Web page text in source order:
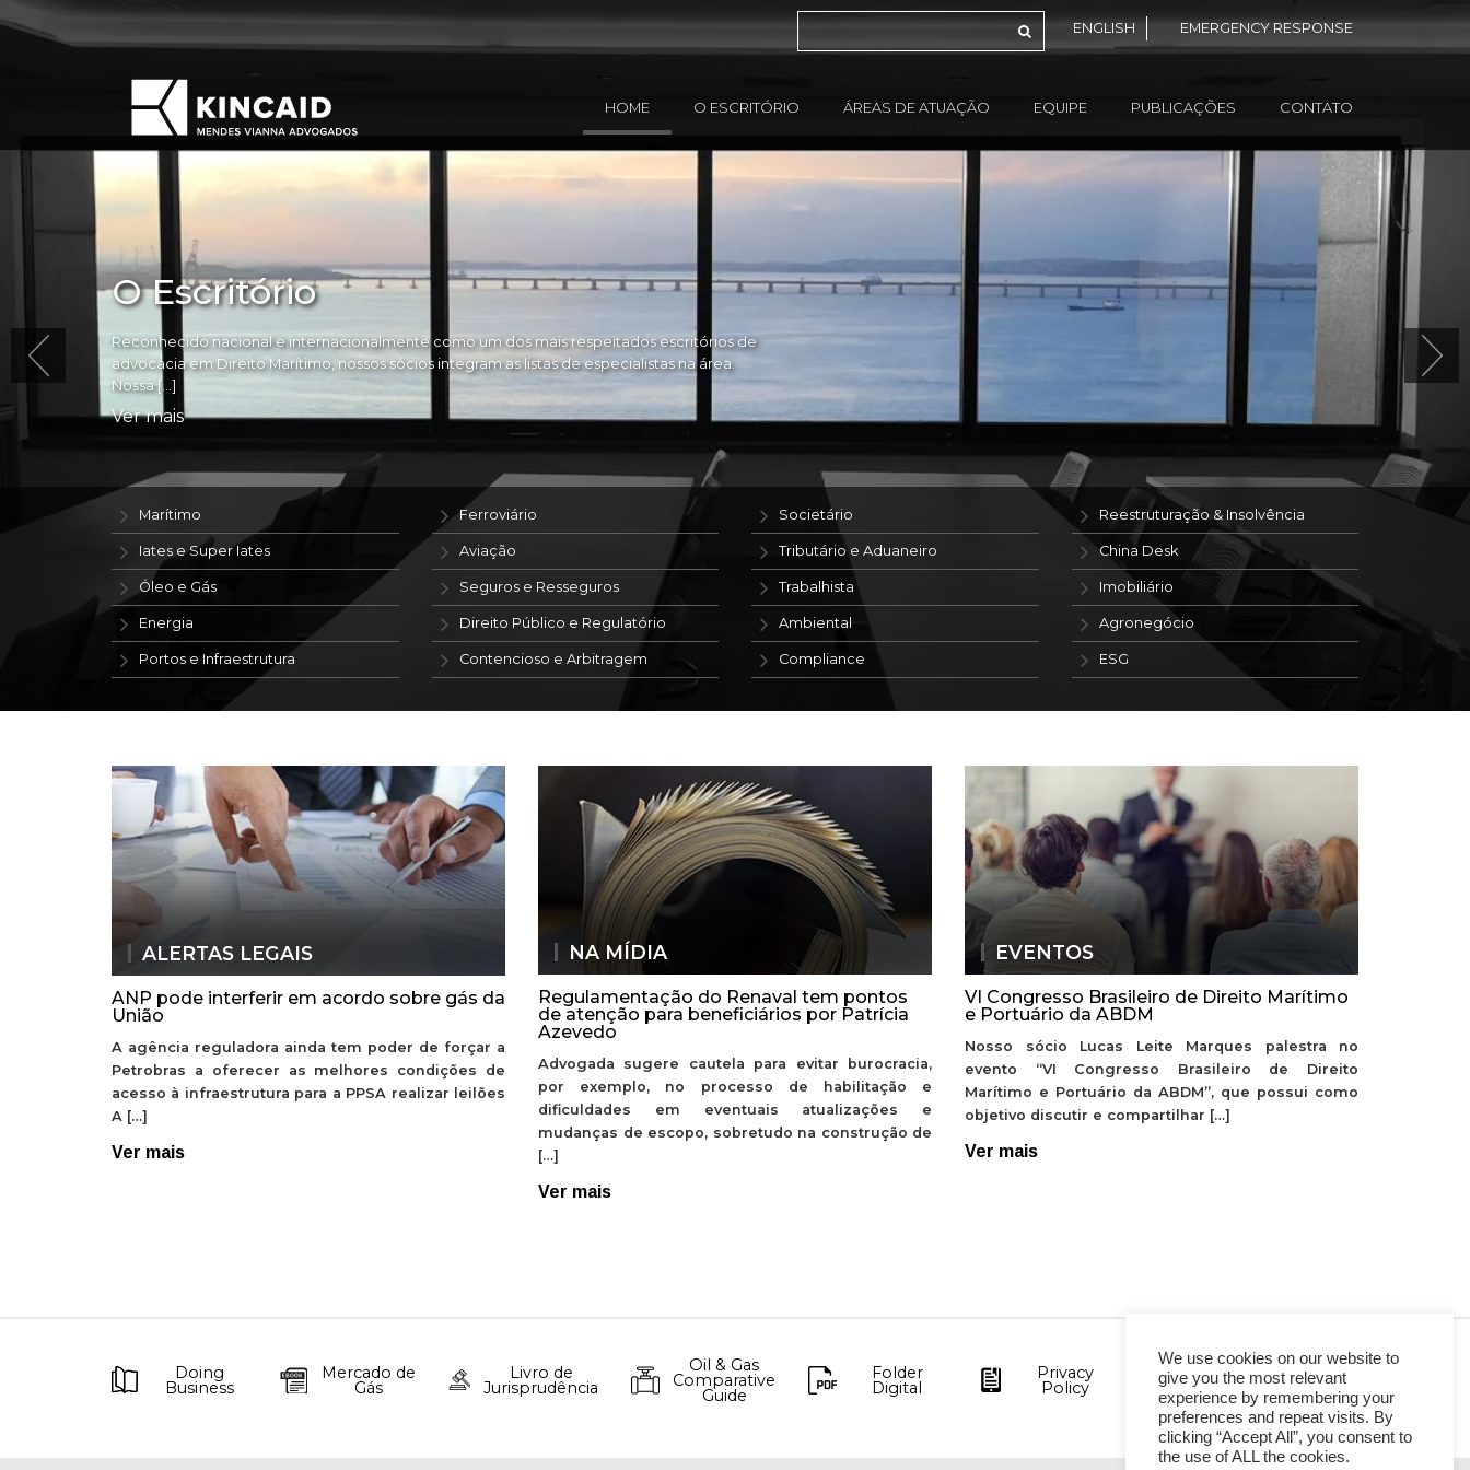
ENGLISH EMERGENCY RESPONSE
HOME O ESCRITÓRIO ÁREAS DE ATUAÇÃO EQUIPE PUBLICAÇÕES CONTATO
O Escritório
Reconhecido nacional e internacionalmente como um dos mais respeitados escritórios de
advocacia em Direito Marítimo, nossos sócios integram as listas de especialistas na área.
Nossa […]
Ver mais
Marítimo
Iates e Super Iates
Óleo e Gás
Energia
Portos e Infraestrutura
Ferroviário
Aviação
Seguros e Resseguros
Direito Público e Regulatório
Contencioso e Arbitragem
Societário
Tributário e Aduaneiro
Trabalhista
Ambiental
Compliance
Reestruturação & Insolvência
China Desk
Imobiliário
Agronegócio
ESG
ALERTAS LEGAIS
ANP pode interferir em acordo sobre gás da
União
A agência reguladora ainda tem poder de forçar a
Petrobras a oferecer as melhores condições de
acesso à infraestrutura para a PPSA realizar leilões
A […]
Ver mais
NA MÍDIA
Regulamentação do Renaval tem pontos
de atenção para beneficiários por Patrícia
Azevedo
Advogada sugere cautela para evitar burocracia,
por exemplo, no processo de habilitação e
dificuldades em eventuais atualizações e
mudanças de escopo, sobretudo na construção de
[…]
Ver mais
EVENTOS
VI Congresso Brasileiro de Direito Marítimo
e Portuário da ABDM
Nosso sócio Lucas Leite Marques palestra no
evento “VI Congresso Brasileiro de Direito
Marítimo e Portuário da ABDM”, que possui como
objetivo discutir e compartilhar […]
Ver mais
Doing
Business
Mercado de
Gás
Livro de
Jurisprudência
Oil & Gas
Comparative
Guide
Folder
Digital
Privacy
Policy
We use cookies on our website to
give you the most relevant
experience by remembering your
preferences and repeat visits. By
clicking “Accept All”, you consent to
the use of ALL the cookies.